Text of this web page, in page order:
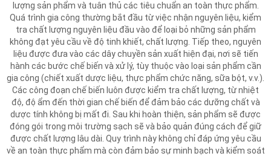
lượng sản phẩm và tuân thủ các tiêu chuẩn an toàn thực phẩm.
Quá trình gia công thường bắt đầu từ việc nhận nguyên liệu, kiểm
tra chất lượng nguyên liệu đầu vào để loại bỏ những sản phẩm
không đạt yêu cầu về độ tinh khiết, chất lượng. Tiếp theo, nguyên
liệu được đưa vào các dây chuyền sản xuất hiện đại, nơi sẽ tiến
hành các bước chế biến và xử lý, tùy thuộc vào loại sản phẩm cần
gia công (chiết xuất dược liệu, thực phẩm chức năng, sữa bột, v.v.).
Các công đoạn chế biến luôn được kiểm tra chất lượng, từ nhiệt
độ, độ ẩm đến thời gian chế biến để đảm bảo các dưỡng chất và
dược tính không bị mất đi. Sau khi hoàn thiện, sản phẩm sẽ được
đóng gói trong môi trường sạch sẽ và bảo quản đúng cách để giữ
được chất lượng lâu dài. Quy trình này không chỉ đáp ứng yêu cầu
về an toàn thực phẩm mà còn đảm bảo sự minh bạch và kiểm soát